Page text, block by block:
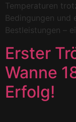
Temperaturen
Bedingungen und
Bestleistungen –
Erster
Wanne
Erfolg!